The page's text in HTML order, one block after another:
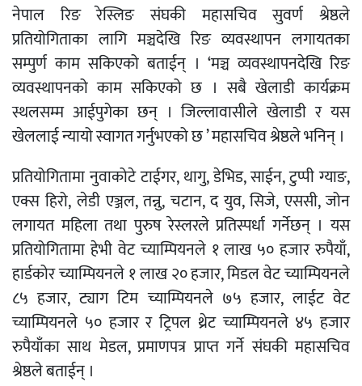
नेपाल रिङ रेस्लिङ संघकी महासचिव सुवर्ण श्रेष्ठले
प्रतियोगिताका लागि मञ्चदेखि रिङ व्यवस्थापन लगायतका
सम्पुर्ण काम सकिएको बताईन् । ‘मञ्च व्यवस्थापनदेखि रिङ
व्यवस्थापनको काम सकिएको छ । सबै खेलाडी कार्यक्रम
स्थलसम्म आईपुगेका छन् । जिल्लावासीले खेलाडी र यस
खेललाई न्यायो स्वागत गर्नुभएको छ ’ महासचिव श्रेष्ठले भनिन् ।
प्रतियोगितामा नुवाकोटे टाईगर, थागु, डेभिड, साईन, टुप्पी ग्याङ,
एक्स हिरो, लेडी एञ्जल, तन्नु, चटान, द युव, सिजे, एससी, जोन
लगायत महिला तथा पुरुष रेस्लरले प्रतिस्पर्धा गर्नेछन् । यस
प्रतियोगितामा हेभी वेट च्याम्पियनले १ लाख ५० हजार रुपैयाँ,
हार्डकोर च्याम्पियनले १ लाख २० हजार, मिडल वेट च्याम्पियनले
८५ हजार, ट्याग टिम च्याम्पियनले ७५ हजार, लाईट वेट
च्याम्पियनले ५० हजार र ट्रिपल थ्रेट च्याम्पियनले ४५ हजार
रुपैयाँका साथ मेडल, प्रमाणपत्र प्राप्त गर्ने संघकी महासचिव
श्रेष्ठले बताईन् ।